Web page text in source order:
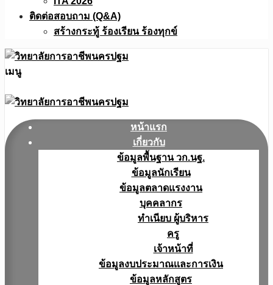
ติดต่อสอบถาม (Q&A)
สร้างกระทู้ ร้องเรียน ร้องทุกข์
เมนู
หน้าแรก
เกี่ยวกับ
ข้อมูลพื้นฐาน วก.นฐ.
ข้อมูลนักเรียน
ข้อมูลตลาดแรงงาน
บุคคลากร
ทำเนียบ ผู้บริหาร
ครู
เจ้าหน้าที่
ข้อมูลงบประมาณเเละการเงิน
ข้อมูลหลักสูตร